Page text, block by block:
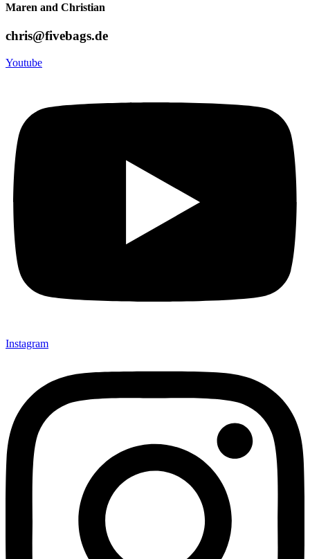
Maren and Christian
chris@fivebags.de
Youtube
Instagram